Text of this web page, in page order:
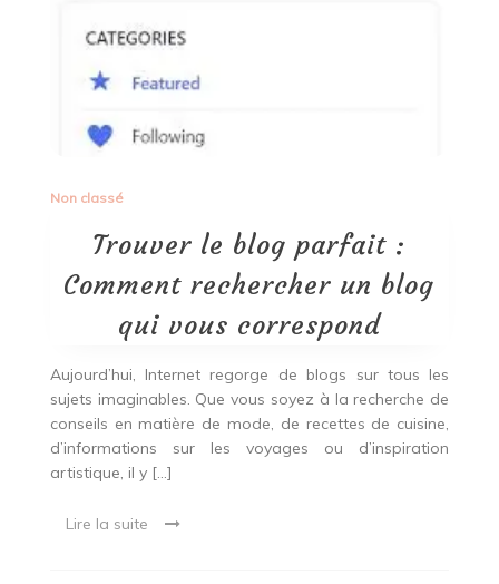
Non classé
Trouver le blog parfait :
Comment rechercher un blog
qui vous correspond
Aujourd’hui, Internet regorge de blogs sur tous les
sujets imaginables. Que vous soyez à la recherche de
conseils en matière de mode, de recettes de cuisine,
d’informations sur les voyages ou d’inspiration
artistique, il y […]
Lire la suite